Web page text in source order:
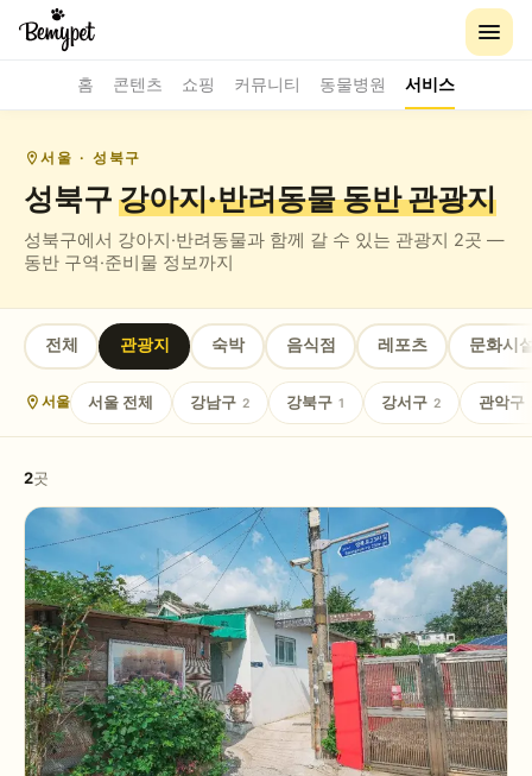
홈 콘텐츠 쇼핑 커뮤니티 동물병원 서비스
서울 · 성북구
성북구 강아지·반려동물 동반관광지
성북구에서 강아지·반려동물과 함께 갈 수 있는 관광지 2곳 —
동반 구역·준비물 정보까지
전체 관광지 숙박 음식점 레포츠 문화시
서울 서울 전체 강남구 2 강북구 1 강서구 2 관악구
2곳